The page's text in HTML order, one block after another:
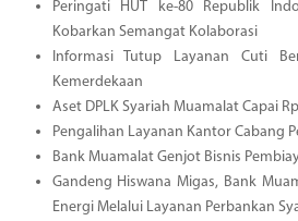
Peringati HUT ke-80 Republik
Kobarkan Semangat Kolaborasi
Informasi Tutup Layanan Cuti
Kemerdekaan
Aset DPLK Syariah Muamalat Capai
Pengalihan Layanan Kantor Cabang
Bank Muamalat Genjot Bisnis
Gandeng Hiswana Migas, Bank
Energi Melalui Layanan Perbankan